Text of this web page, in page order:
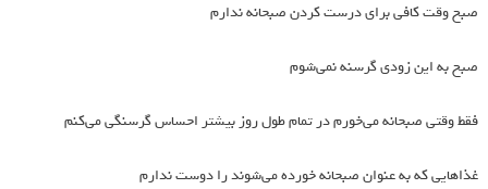
صبح وقت کافی برای درست کردن صبحانه ندارم
صبح به این زودی گرسنه نمی‌شوم
فقط وقتی صبحانه می‌خورم در تمام طول روز بیشتر احساس گرسنگی می‌کنم
غذاهایی که به عنوان صبحانه خورده می‌شوند را دوست ندارم